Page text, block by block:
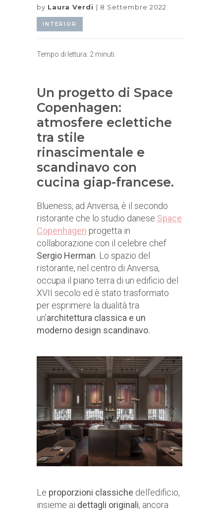
by Laura Verdi 8 Settembre 2022
INTERIOR
Tempo di lettura: 2 minuti.
Un progetto di Space
Copenhagen:
atmosfere eclettiche
tra stile
rinascimentale e
scandinavo con
cucina giap-francese.
Blueness, ad Anversa, è il secondo
ristorante che lo studio danese Space
Copenhagen progetta in
collaborazione con il celebre chef
Sergio Herman. Lo spazio del
ristorante, nel centro di Anversa,
occupa il piano terra di un edificio del
XVII secolo ed è stato trasformato
per esprimere la dualità tra
un’architettura classica e un
moderno design scandinavo.
Le proporzioni classiche dell’edificio,
insieme ai dettagli originali, ancora